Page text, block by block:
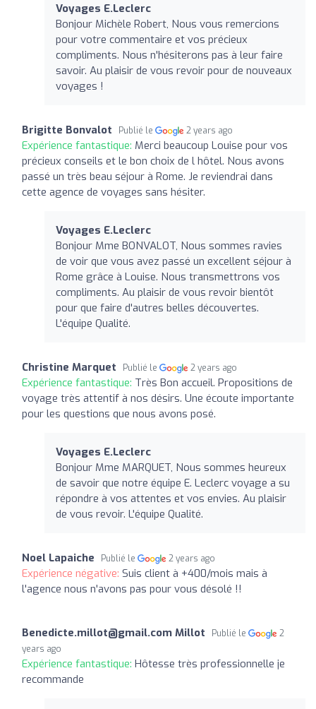
Voyages E.Leclerc
Bonjour Michèle Robert, Nous vous remercions
pour votre commentaire et vos précieux
compliments. Nous n'hésiterons pas à leur faire
savoir. Au plaisir de vous revoir pour de nouveaux
voyages !
Brigitte Bonvalot Publié le 2 years ago
Expérience fantastique: Merci beaucoup Louise pour vos
précieux conseils et le bon choix de l hôtel. Nous avons
passé un très beau séjour à Rome. Je reviendrai dans
cette agence de voyages sans hésiter.
Voyages E.Leclerc
Bonjour Mme BONVALOT, Nous sommes ravies
de voir que vous avez passé un excellent séjour à
Rome grâce à Louise. Nous transmettrons vos
compliments. Au plaisir de vous revoir bientôt
pour que faire d'autres belles découvertes.
L'équipe Qualité.
Christine Marquet Publié le 2 years ago
Expérience fantastique: Très Bon accueil. Propositions de
voyage très attentif à nos désirs. Une écoute importante
pour les questions que nous avons posé.
Voyages E.Leclerc
Bonjour Mme MARQUET, Nous sommes heureux
de savoir que notre équipe E. Leclerc voyage a su
répondre à vos attentes et vos envies. Au plaisir
de vous revoir. L'équipe Qualité.
Noel Lapaiche Publié le 2 years ago
Expérience négative: Suis client à +400/mois mais à
l'agence nous n'avons pas pour vous désolé !!
Benedicte.millot@gmail.com Millot Publié le
2
years ago
Expérience fantastique: Hôtesse très professionnelle je
recommande